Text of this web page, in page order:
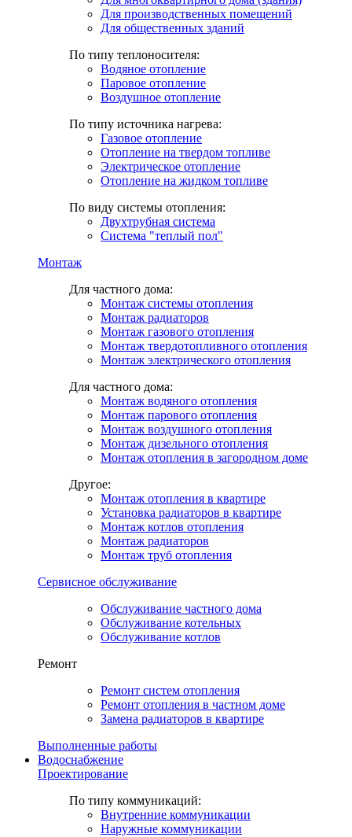
Для производственных помещений
Для общественных зданий
По типу теплоносителя:
Водяное отопление
Паровое отопление
Воздушное отопление
По типу источника нагрева:
Газовое отопление
Отопление на твердом топливе
Электрическое отопление
Отопление на жидком топливе
По виду системы отопления:
Двухтрубная система
Система "теплый пол"
Монтаж
Для частного дома:
Монтаж системы отопления
Монтаж радиаторов
Монтаж газового отопления
Монтаж твердотопливного отопления
Монтаж электрического отопления
Для частного дома:
Монтаж водяного отопления
Монтаж парового отопления
Монтаж воздушного отопления
Монтаж дизельного отопления
Монтаж отопления в загородном доме
Другое:
Монтаж отопления в квартире
Установка радиаторов в квартире
Монтаж котлов отопления
Монтаж радиаторов
Монтаж труб отопления
Сервисное обслуживание
Обслуживание частного дома
Обслуживание котельных
Обслуживание котлов
Ремонт
Ремонт систем отопления
Ремонт отопления в частном доме
Замена радиаторов в квартире
Выполненные работы
Водоснабжение
Проектирование
По типу коммуникаций:
Внутренние коммуникации
Наружные коммуникации